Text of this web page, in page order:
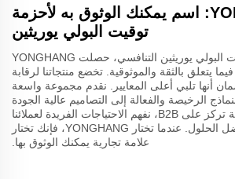
YONGHANG: اسم يمكنك الوثوق به لأحزمة
توقيت البولي يوريثين
في سوق أحزمة توقيت البولي يوريثين التنافسي، حصلت YONGHANG
يتعلق بالثقة والموثوقية. تخضع منتجاتنا لرقابة
أنها تلبي أعلى المعايير. نقدم مجموعة واسعة
الرخيصة والفعالة إلى التصاميم عالية الجودة
والمخصصة. كشركة تركز على B2B، نفهم الاحتياجات الفريدة لعملائنا
ونعمل على تقديم أفضل الحلول. عندما تختار YONGHANG، فإنك تختار
علامة تجارية يمكنك الوثوق بها.